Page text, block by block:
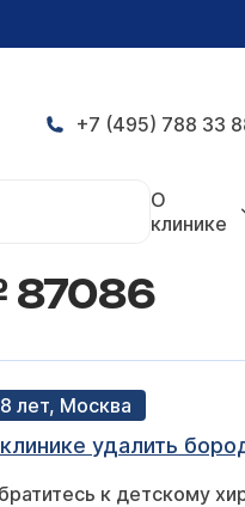
+7 (495) 788 33
О
клинике
лет, Москва
удалить
к детскому